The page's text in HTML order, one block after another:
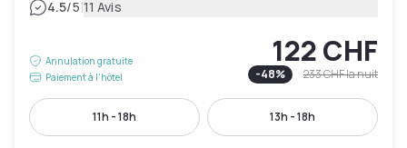
4.5/5|11 Avis
Annulation gratuite
Paiement à l'hôtel
122 CHF
-48% 233 CHFla nuit
11h - 18h 13h - 18h